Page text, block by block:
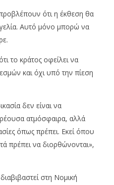
ότι η έκθεση θα
Αυτό μόνο μπορώ να
το κράτος οφείλει να
και όχι υπό την πίεση
δεν είναι να
ατμόσφαιρα, αλλά
όπως πρέπει. Εκεί όπου
πρέπει να διορθώνονται»,
στη Νομική